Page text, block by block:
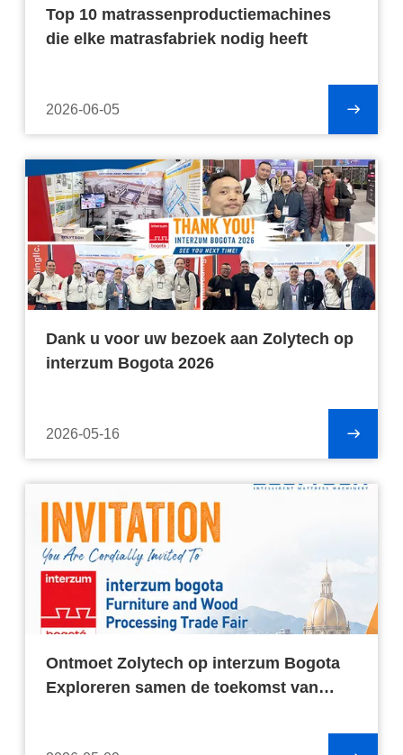
Top 10 matrassenproductiemachines
die elke matrasfabriek nodig heeft
2026-06-05
Dank u voor uw bezoek aan Zolytech op
interzum Bogota 2026
2026-05-16
Ontmoet Zolytech op interzum Bogota
Exploreren samen de toekomst van